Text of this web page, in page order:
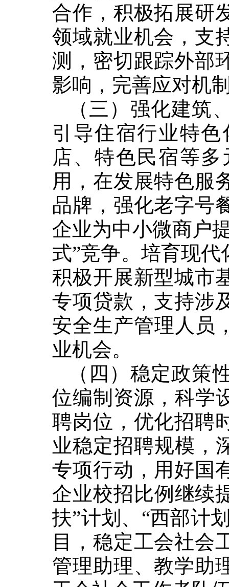
合作，积极拓展研
领域就业机会，支
测，密切跟踪外部
影响，完善应对机
（三）强化建筑
引导住宿行业特
店、特色民宿等
用，在发展特色服
品牌，强化老字号
企业为中小微商户
式”竞争。培育现代
积极开展新型城市
专项贷款，支持涉
安全生产管理人员
业机会。
（四）稳定政策
位编制资源，科学
聘岗位，优化招聘
业稳定招聘规模，
专项行动，用好国
企业校招比例继续
扶”计划、 “西部计
目，稳定工会社会
管理助理、教学助